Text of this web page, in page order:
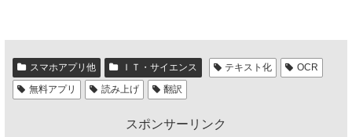
スマホアプリ他 ＩＴ・サイエンス テキスト化
OCR
無料アプリ
読み上げ 翻訳
スポンサーリンク